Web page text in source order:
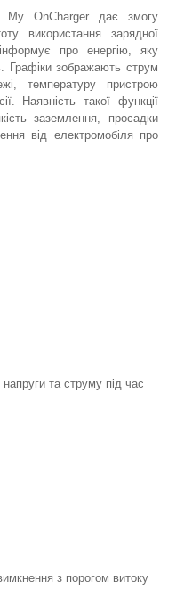
My OnCharger дає змогу
використання зарядної
про енергію, яку
Графіки зображають струм
температуру пристрою
Наявність такої функції
заземлення, просадки
від електромобіля про
напруги та струму під час
з порогом витоку